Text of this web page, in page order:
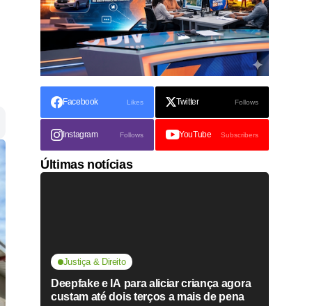
Facebook Likes Twitter Follows
Instagram Follows YouTube Subscribers
Últimas notícias
Justiça & Direito
Deepfake e IA para aliciar criança agora
custam até dois terços a mais de pena